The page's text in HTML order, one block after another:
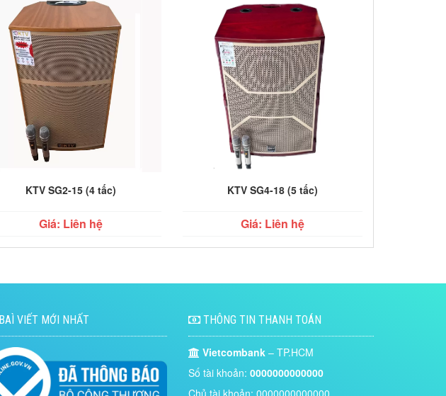
KTV SG2-15 (4 tấc)
Giá: Liên hệ
KTV SG4-18 (5 tấc)
Giá: Liên hệ
BAÌ VIẾT MỚI NHẤT THÔNG TIN THANH TOÁN
Vietcombank– TP.HCM
Số tài khoản: 0000000000000